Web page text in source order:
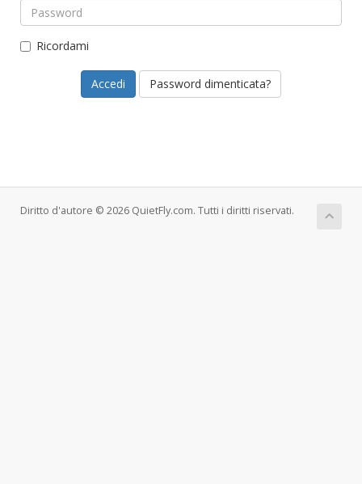
Ricordami
Password dimenticata?
Diritto d'autore © 2026 QuietFly.com. Tutti i diritti riservati.